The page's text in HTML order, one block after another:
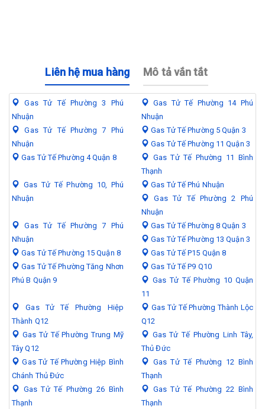
Liên hệ mua hàng Mô tả vắn tắt
Gas Tử Tế Phường 3 Phú
Nhuận
Gas Tử Tế Phường 14 Phú
Nhuận
Gas Tử Tế Phường 7 Phú
Nhuận
Gas Tử Tế Phường 5 Quận 3
Gas Tử Tế Phường 11 Quận 3
Gas Tử Tế Phường 4 Quận 8
Gas Tử Tế Phường 11 Bình
Thạnh
Gas Tử Tế Phường 10, Phú
Nhuận
Gas Tử Tế Phú Nhuận
Gas Tử Tế Phường 2 Phú
Nhuận
Gas Tử Tế Phường 7 Phú
Nhuận
Gas Tử Tế Phường 8 Quận 3
Gas Tử Tế Phường 13 Quận 3
Gas Tử Tế Phường 15 Quận 8
Gas Tử Tế P15 Quận 8
Gas Tử Tế Phường Tăng Nhơn
Phú B Quận 9
Gas Tử Tế P9 Q10
Gas Tử Tế Phường 10 Quận
11
Gas Tử Tế Phường Hiệp
Thành Q12
Gas Tử Tế Phường Thành Lộc
Q12
Gas Tử Tế Phường Trung Mỹ
Tây Q12
Gas Tử Tế Phường Linh Tây,
Thủ Đức
Gas Tử Tế Phường Hiệp Bình
Chánh Thủ Đức
Gas Tử Tế Phường 12 Bình
Thạnh
Gas Tử Tế Phường 26 Bình
Thạnh
Gas Tử Tế Phường 22 Bình
Thạnh